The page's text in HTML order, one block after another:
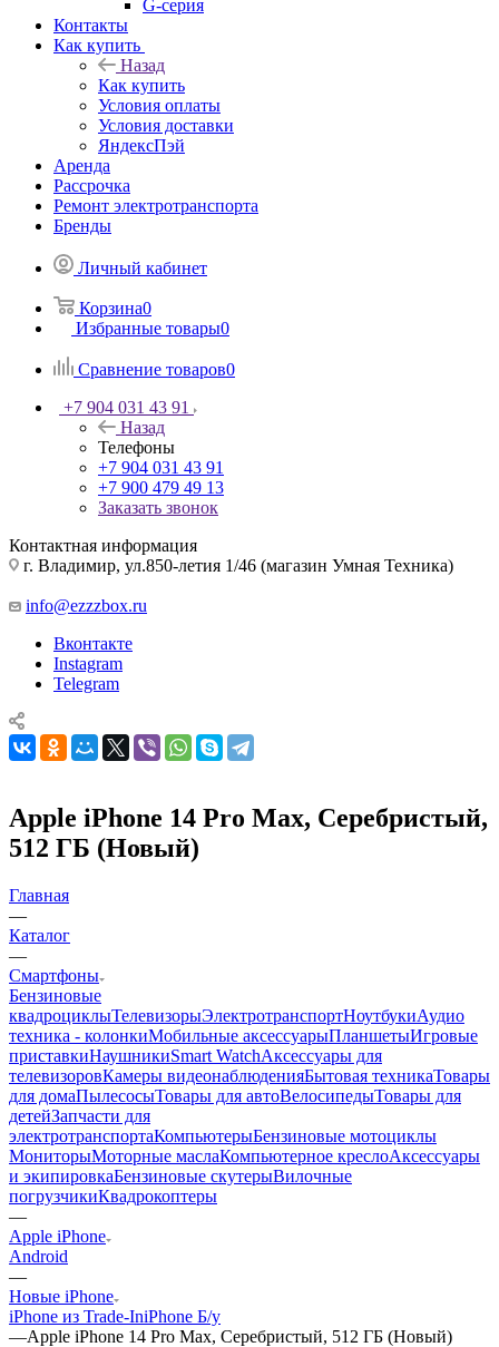
G-серия
Контакты
Как купить
Назад
Как купить
Условия оплаты
Условия доставки
ЯндексПэй
Аренда
Рассрочка
Ремонт электротранспорта
Бренды
Личный кабинет
Корзина0
Избранные товары0
Сравнение товаров0
+7 904 031 43 91
Назад
Телефоны
+7 904 031 43 91
+7 900 479 49 13
Заказать звонок
Контактная информация
г. Владимир, ул.850-летия 1/46 (магазин Умная Техника)
info@ezzzbox.ru
Вконтакте
Instagram
Telegram
Apple iPhone 14 Pro Max, Серебристый,
512 ГБ (Новый)
Главная
—
Каталог
—
Смартфоны
Бензиновые
квадроциклыТелевизорыЭлектротранспортНоутбукиАудио
техника - колонкиМобильные аксессуарыПланшетыИгровые
приставкиНаушникиSmart WatchАксессуары для
телевизоровКамеры видеонаблюденияБытовая техникаТовары
для домаПылесосыТовары для автоВелосипедыТовары для
детейЗапчасти для
электротранспортаКомпьютерыБензиновые мотоциклы
МониторыМоторные маслаКомпьютерное креслоАксессуары
и экипировкаБензиновые скутерыВилочные
погрузчикиКвадрокоптеры
—
Apple iPhone
Android
—
Новые iPhone
iPhone из Trade-IniPhone Б/у
—Apple iPhone 14 Pro Max, Серебристый, 512 ГБ (Новый)